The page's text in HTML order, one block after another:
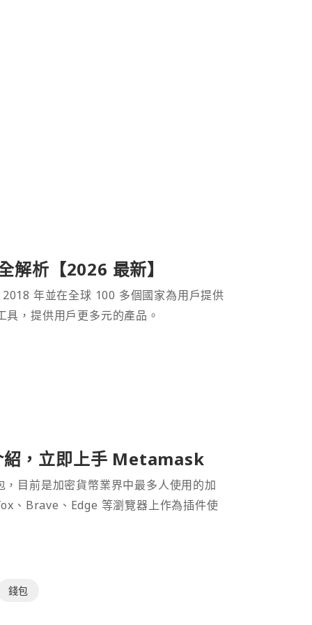
析【2026 最新】
年並在全球 100 多個國家為用戶提供
，提供用戶更多元的產品。
，立即上手 Metamask
目前是加密貨幣業界中最多人使用的加
、Brave、Edge 等瀏覽器上作為插件使
錢包